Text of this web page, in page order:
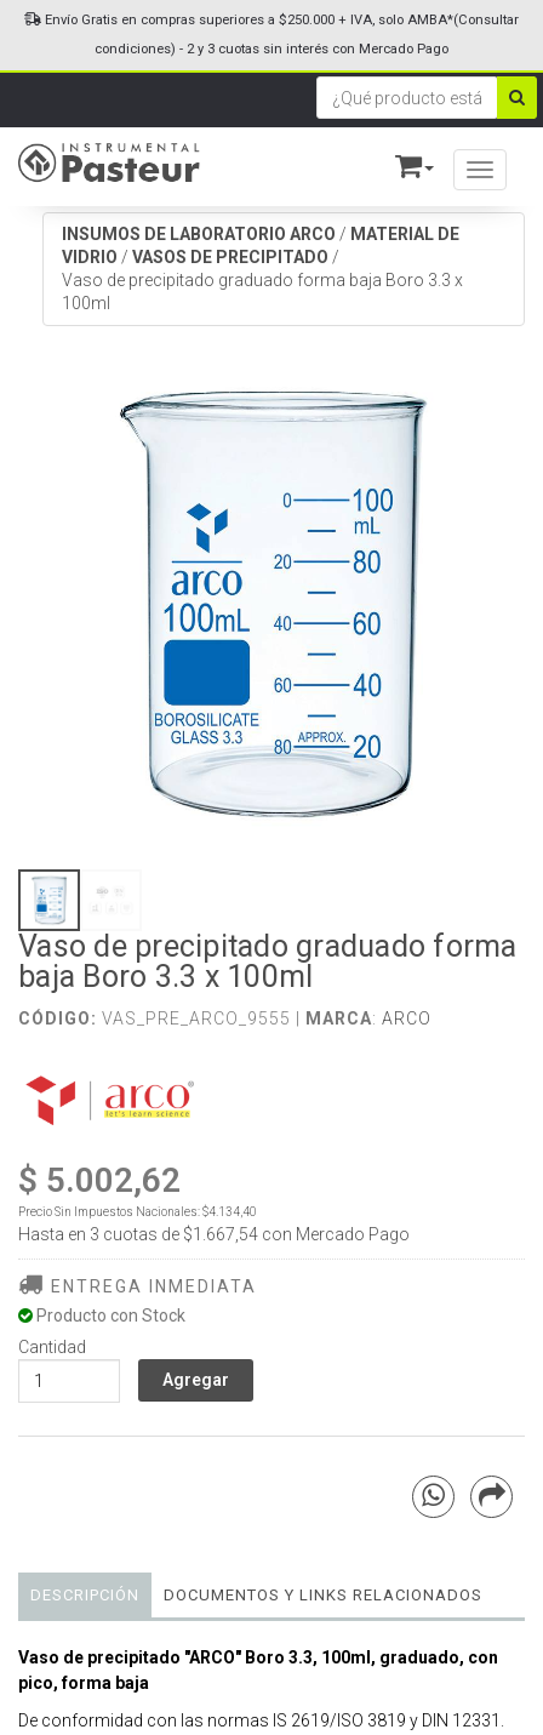
Toggle
Envío Gratis en compras superiores a $250.000 + IVA, solo AMBA*(Consultar
condiciones) - 2 y 3 cuotas sin interés con Mercado Pago
INSUMOS DE LABORATORIO ARCO / MATERIAL DE
VIDRIO / VASOS DE PRECIPITADO /
Vaso de precipitado graduado forma baja Boro 3.3 x
100ml
Vaso de precipitado graduado forma
baja Boro 3.3 x 100ml
CÓDIGO: VAS_PRE_ARCO_9555 | MARCA: ARCO
$ 5.002,62
Precio Sin Impuestos Nacionales:$4.134,40
Hasta en 3 cuotas de $1.667,54 con Mercado Pago
ENTREGA INMEDIATA
Producto con Stock
Cantidad
DESCRIPCIÓN DOCUMENTOS Y LINKS RELACIONADOS
Vaso de precipitado "ARCO" Boro 3.3, 100ml, graduado, con
pico, forma baja
De conformidad con las normas IS 2619/ISO 3819 y DIN 12331.